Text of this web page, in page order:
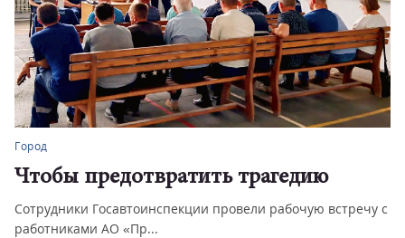
Город
Чтобы предотвратить трагедию
Сотрудники Госавтоинспекции провели рабочую встречу с
работниками АО «Пр...